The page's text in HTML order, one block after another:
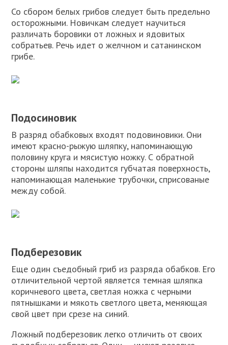
Со сбором белых грибов следует быть предельно
осторожными. Новичкам следует научиться
различать боровики от ложных и ядовитых
собратьев. Речь идет о желчном и сатанинском
грибе.
Подосиновик
В разряд обабковых входят подовиновики. Они
имеют красно-рыжую шляпку, напоминающую
половину круга и мясистую ножку. С обратной
стороны шляпы находится губчатая поверхность,
напоминающая маленькие трубочки, сприсованые
между собой.
Подберезовик
Еще один съедобный гриб из разряда обабков. Его
отличительной чертой является темная шляпка
коричневого цвета, светлая ножка с черными
пятнышками и мякоть светлого цвета, меняющая
свой цвет при срезе на синий.
Ложный подберезовик легко отличить от своих